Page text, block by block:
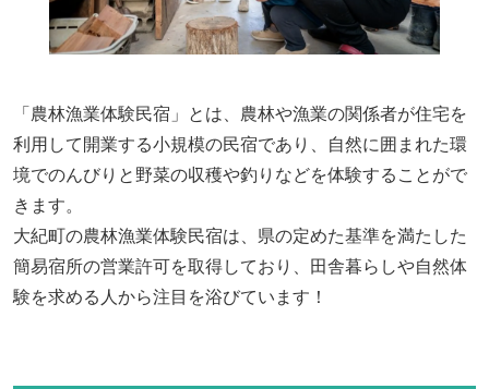
「農林漁業体験民宿」とは、農林や漁業の関係者が住宅を
利用して開業する小規模の民宿であり、自然に囲まれた環
境でのんびりと野菜の収穫や釣りなどを体験することがで
きます。
大紀町の農林漁業体験民宿は、県の定めた基準を満たした
簡易宿所の営業許可を取得しており、田舎暮らしや自然体
験を求める人から注目を浴びています！